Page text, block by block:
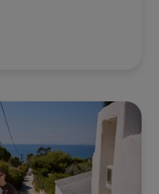
que vous